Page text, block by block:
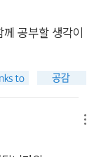
공부할 생각이